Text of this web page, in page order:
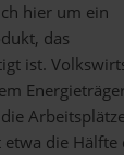
hier um ein
das
ist.
die Hälfte